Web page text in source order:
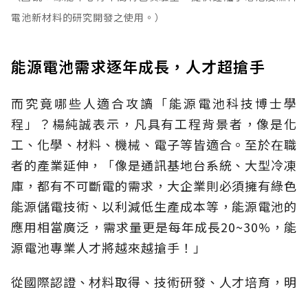
電池新材料的研究開發之使用。）
能源電池需求逐年成長，人才超搶手
而究竟哪些人適合攻讀「能源電池科技博士學
程」？楊純誠表示，凡具有工程背景者，像是化
工、化學、材料、機械、電子等皆適合。至於在職
者的產業延伸，「像是通訊基地台系統、大型冷凍
庫，都有不可斷電的需求，大企業則必須擁有綠色
能源儲電技術、以利減低生產成本等，能源電池的
應用相當廣泛，需求量更是每年成長20~30%，能
源電池專業人才將越來越搶手！」
從國際認證、材料取得、技術研發、人才培育，明